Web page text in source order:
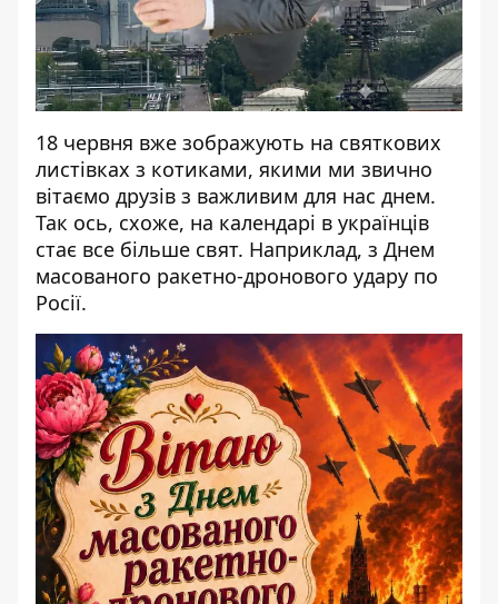
18 червня вже зображують на святкових
листівках з котиками, якими ми звично
вітаємо друзів з важливим для нас днем.
Так ось, схоже, на календарі в українців
стає все більше свят. Наприклад, з Днем
масованого ракетно-дронового удару по
Росії.